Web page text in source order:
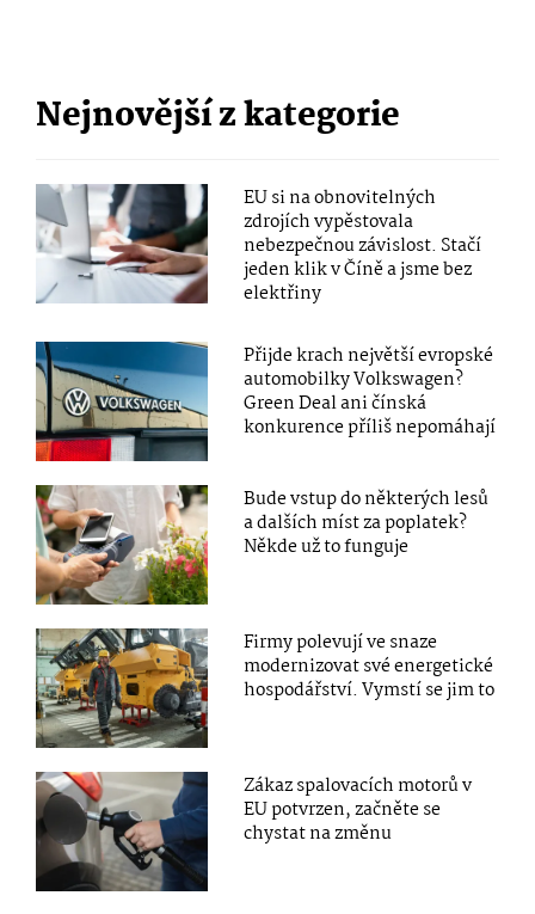
Nejnovější z kategorie
EU si na obnovitelných
zdrojích vypěstovala
nebezpečnou závislost. Stačí
jeden klik v Číně a jsme bez
elektřiny
Přijde krach největší evropské
automobilky Volkswagen?
Green Deal ani čínská
konkurence příliš nepomáhají
Bude vstup do některých lesů
a dalších míst za poplatek?
Někde už to funguje
Firmy polevují ve snaze
modernizovat své energetické
hospodářství. Vymstí se jim to
Zákaz spalovacích motorů v
EU potvrzen, začněte se
chystat na změnu